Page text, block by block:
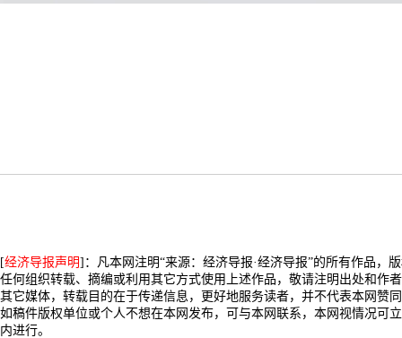
[经济导报声明]：凡本网注明“来源：经济导报·经济导报”的所有作品，
任何组织转载、摘编或利用其它方式使用上述作品，敬请注明出处和作
其它媒体，转载目的在于传递信息，更好地服务读者，并不代表本网赞
如稿件版权单位或个人不想在本网发布，可与本网联系，本网视情况可
内进行。